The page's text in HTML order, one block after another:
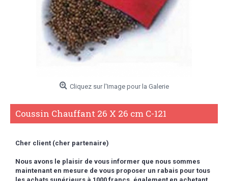
Cliquez sur l'Image pour la Galerie
Coussin Chauffant 26 X 26 cm C-121
Cher client (cher partenaire)
Nous avons le plaisir de vous informer que nous sommes
maintenant en mesure de vous proposer un rabais pour tous